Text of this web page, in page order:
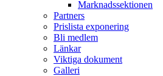
Marknadssektionen
Partners
Prislista exponering
Bli medlem
Länkar
Viktiga dokument
Galleri